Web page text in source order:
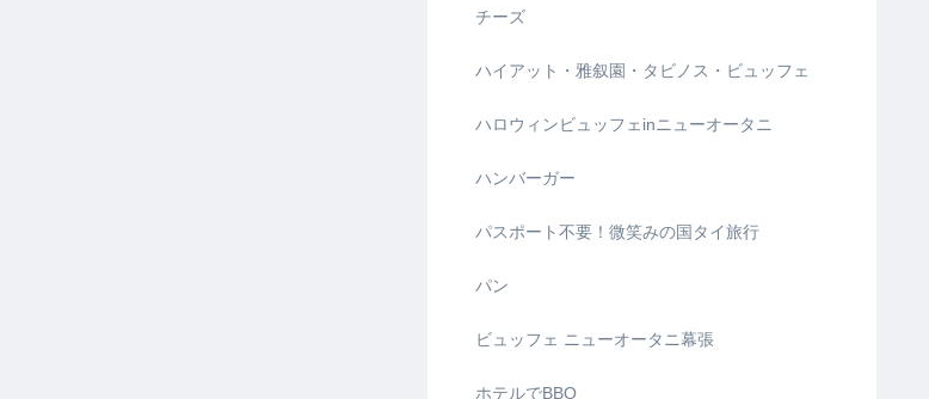
チーズ
ハイアット・雅叙園・タビノス・ビュッフェ
ハロウィンビュッフェinニューオータニ
ハンバーガー
パスポート不要！微笑みの国タイ旅行
パン
ビュッフェ ニューオータニ幕張
ホテルでBBQ